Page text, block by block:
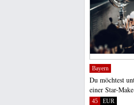
Bayern
Du möchtest
einer Star-
Martina Otte,
45 EUR